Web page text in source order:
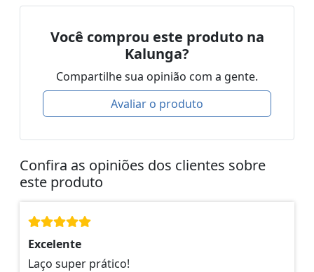
Você comprou este produto na
Kalunga?
Compartilhe sua opinião com a gente.
Avaliar o produto
Confira as opiniões dos clientes sobre
este produto
Excelente
Laço super prático!